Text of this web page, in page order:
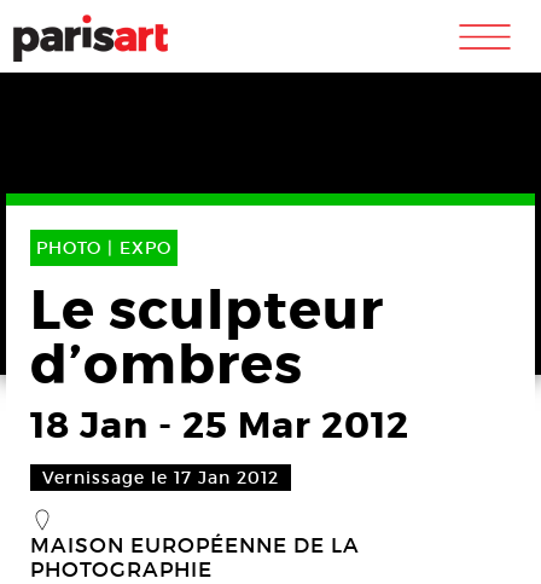
m
PHOTO | EXPO
Le sculpteur
d’ombres
18 Jan - 25 Mar 2012
Vernissage le 17 Jan 2012
_
MAISON EUROPÉENNE DE LA
PHOTOGRAPHIE